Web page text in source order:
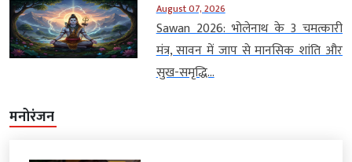
August 07, 2026
Sawan 2026: भोलेनाथ के 3 चमत्कारी
मंत्र, सावन में जाप से मानसिक शांति और
सुख-समृद्धि...
मनोरंजन